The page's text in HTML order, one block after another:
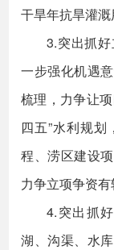
干旱年抗旱灌溉
3.突出抓
一步强化机遇
梳理，力争让
四五”水利规
程、涝区建设
力争立项争资有
4.突出抓
湖、沟渠、水